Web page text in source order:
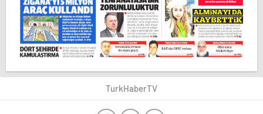
TurkHaberTV